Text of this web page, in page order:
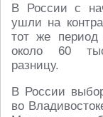
В России с
ушли на
тот же
около 60
разницу.
В России
во